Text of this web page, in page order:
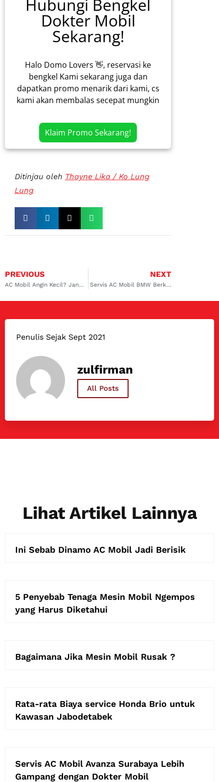
Hubungi Bengkel
Dokter Mobil
Sekarang!
Halo Domo Lovers 👋, reservasi ke
bengkel Kami sekarang juga dan
dapatkan promo menarik dari kami, cs
kami akan membalas secepat mungkin
Klaim Promo Sekarang!
Ditinjau oleh Thayne Lika / Ko Lung
Lung
PREVIOUS
AC Mobil Angin Kecil? Jangan Khawatir, Ini Perbaikan yang Bisa Anda Lakukan di Kalimalang
NEXT
Servis AC Mobil BMW Berkualitas di Surabaya Barat, Pastikan Kenyamanan Berkendara
Penulis Sejak Sept 2021
zulfirman
All Posts
Lihat Artikel Lainnya
Ini Sebab Dinamo AC Mobil Jadi Berisik
5 Penyebab Tenaga Mesin Mobil Ngempos
yang Harus Diketahui
Bagaimana Jika Mesin Mobil Rusak ?
Rata-rata Biaya service Honda Brio untuk
Kawasan Jabodetabek
Servis AC Mobil Avanza Surabaya Lebih
Gampang dengan Dokter Mobil